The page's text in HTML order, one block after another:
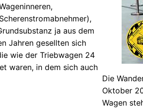
ja aus dem
Jahren gesellten sich
wie der Triebwagen 24
waren, in dem sich auch
Die
Oktober
Wagen